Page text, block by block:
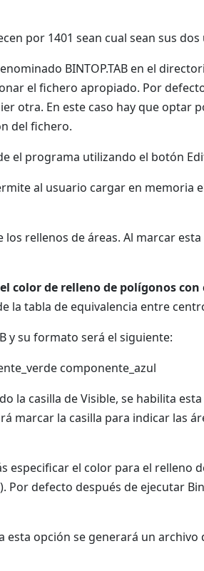
por 1401 sean cual sean sus
BINTOP.TAB en el
el fichero apropiado. Por
otra. En este caso hay que optar
del fichero.
el programa utilizando el botón
al usuario cargar en memoria
rellenos de áreas. Al marcar
color de relleno de polígonos
la tabla de equivalencia entre
y su formato será el siguiente:
componente_azul
la casilla de Visible, se habilita
marcar la casilla para indicar las
especificar el color para el relleno
Por defecto después de ejecutar
esta opción se generará un